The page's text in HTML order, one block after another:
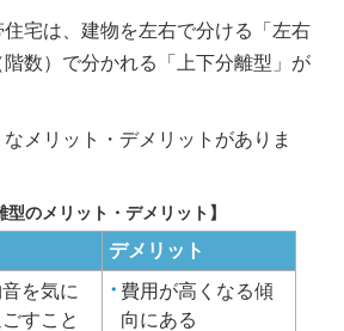
宅は、建物を左右で分ける「左右
数）で分かれる「上下分離型」が
メリット・デメリットがありま
型のメリット・デメリット】
デメリット
を気に
すこと
費用が高くなる傾
向にある